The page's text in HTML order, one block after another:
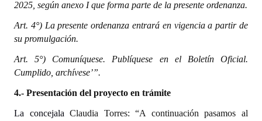
2025, según anexo I que forma parte de la presente ordenanza.
Art. 4°) La presente ordenanza entrará en vigencia a partir de
su promulgación.
Art. 5°) Comuníquese. Publíquese en el Boletín Oficial.
Cumplido, archívese’”.
4.- Presentación del proyecto en trámite
La concejalaClaudia Torres: “A continuación pasamos al